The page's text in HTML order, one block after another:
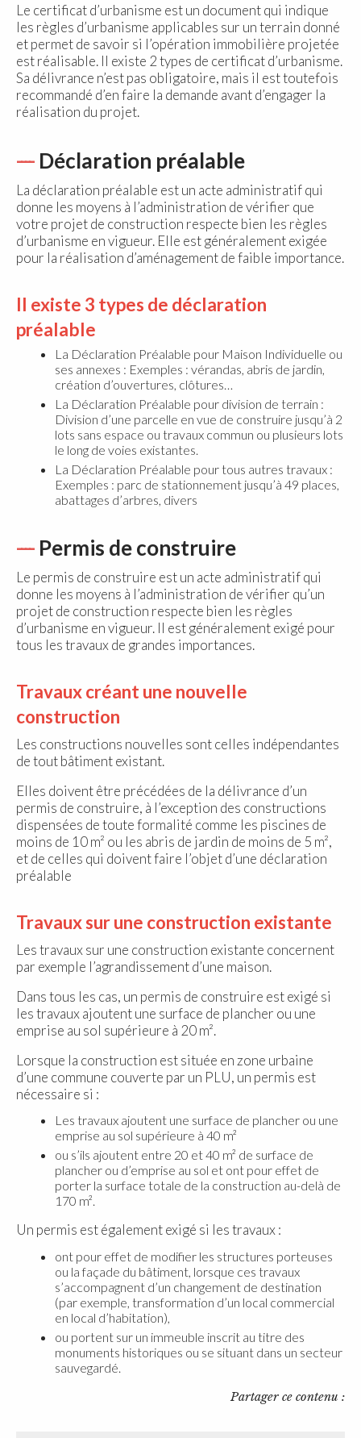
Le certificat d’urbanisme est un document qui indique
les règles d’urbanisme applicables sur un terrain donné
et permet de savoir si l’opération immobilière projetée
est réalisable. Il existe 2 types de certificat d’urbanisme.
Sa délivrance n’est pas obligatoire, mais il est toutefois
recommandé d’en faire la demande avant d’engager la
réalisation du projet.
Déclaration préalable
La déclaration préalable est un acte administratif qui
donne les moyens à l’administration de vérifier que
votre projet de construction respecte bien les règles
d’urbanisme en vigueur. Elle est généralement exigée
pour la réalisation d’aménagement de faible importance.
Il existe 3 types de déclaration
préalable
La Déclaration Préalable pour Maison Individuelle ou
ses annexes : Exemples : vérandas, abris de jardin,
création d’ouvertures, clôtures…
La Déclaration Préalable pour division de terrain :
Division d’une parcelle en vue de construire jusqu’à 2
lots sans espace ou travaux commun ou plusieurs lots
le long de voies existantes.
La Déclaration Préalable pour tous autres travaux :
Exemples : parc de stationnement jusqu’à 49 places,
abattages d’arbres, divers
Permis de construire
Le permis de construire est un acte administratif qui
donne les moyens à l’administration de vérifier qu’un
projet de construction respecte bien les règles
d’urbanisme en vigueur. Il est généralement exigé pour
tous les travaux de grandes importances.
Travaux créant une nouvelle
construction
Les constructions nouvelles sont celles indépendantes
de tout bâtiment existant.
Elles doivent être précédées de la délivrance d’un
permis de construire, à l’exception des constructions
dispensées de toute formalité comme les piscines de
moins de 10 m² ou les abris de jardin de moins de 5 m²,
et de celles qui doivent faire l’objet d’une déclaration
préalable
Travaux sur une construction existante
Les travaux sur une construction existante concernent
par exemple l’agrandissement d’une maison.
Dans tous les cas, un permis de construire est exigé si
les travaux ajoutent une surface de plancher ou une
emprise au sol supérieure à 20 m².
Lorsque la construction est située en zone urbaine
d’une commune couverte par un PLU, un permis est
nécessaire si :
Les travaux ajoutent une surface de plancher ou une
emprise au sol supérieure à 40 m²
ou s’ils ajoutent entre 20 et 40 m² de surface de
plancher ou d’emprise au sol et ont pour effet de
porter la surface totale de la construction au-delà de
170 m².
Un permis est également exigé si les travaux :
ont pour effet de modifier les structures porteuses
ou la façade du bâtiment, lorsque ces travaux
s’accompagnent d’un changement de destination
(par exemple, transformation d’un local commercial
en local d’habitation),
ou portent sur un immeuble inscrit au titre des
monuments historiques ou se situant dans un secteur
sauvegardé.
Partager ce contenu :